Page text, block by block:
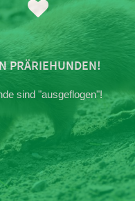
PRÄRIEHUNDEN!
sind "ausgeflogen"!